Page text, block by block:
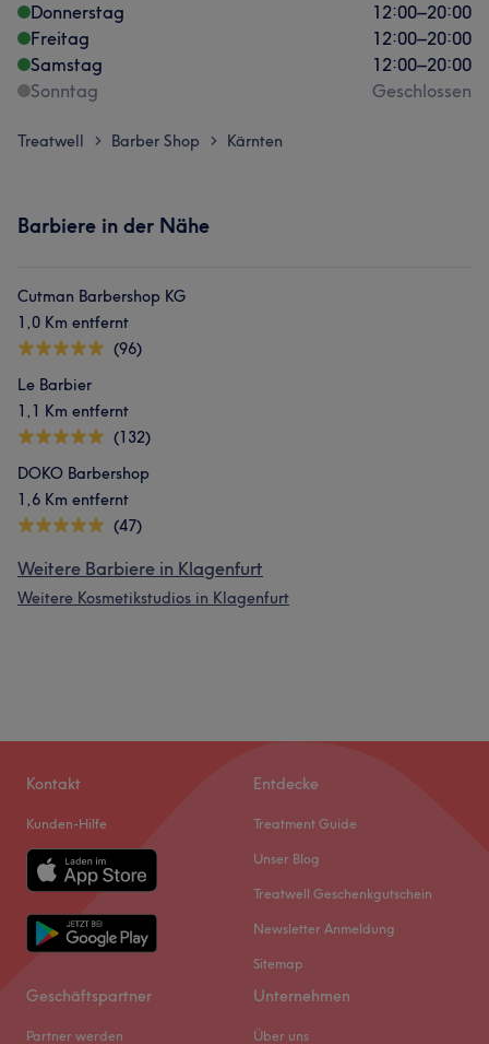
Donnerstag
12:00–20:00
Freitag
12:00–20:00
Samstag
12:00–20:00
Sonntag
Geschlossen
Treatwell > Barber Shop > Kärnten
Barbiere in der Nähe
Cutman Barbershop KG
1,0 Km entfernt
(96)
Le Barbier
1,1 Km entfernt
(132)
DOKO Barbershop
1,6 Km entfernt
(47)
Weitere Barbiere in Klagenfurt
Weitere Kosmetikstudios in Klagenfurt
Kontakt
Kunden-Hilfe
Entdecke
Treatment Guide
Unser Blog
Treatwell Geschenkgutschein
Newsletter Anmeldung
Sitemap
Geschäftspartner
Partner werden
Unternehmen
Über uns